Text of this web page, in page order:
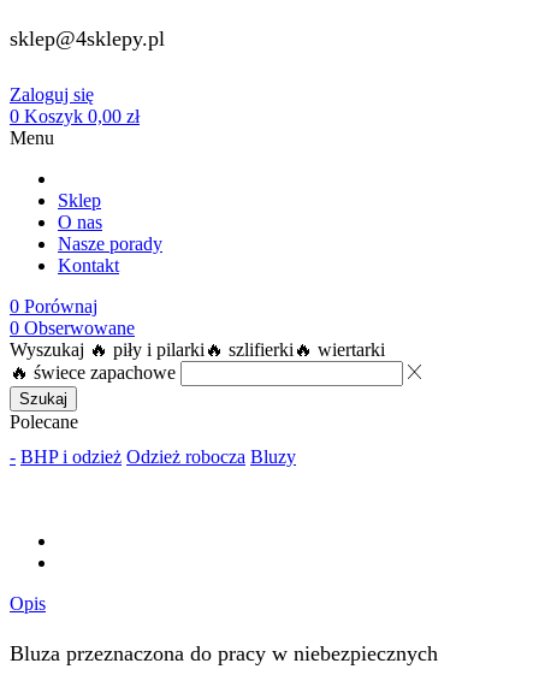
sklep@4sklepy.pl
Zaloguj się
0 Koszyk 0,00 zł
Menu
Sklep
O nas
Nasze porady
Kontakt
0 Porównaj
0 Obserwowane
Wyszukaj 🔥 piły i pilarki 🔥 szlifierki 🔥 wiertarki
🔥 świece zapachowe
Szukaj
Polecane
- BHP i odzież Odzież robocza Bluzy
Opis
Bluza przeznaczona do pracy w niebezpiecznych